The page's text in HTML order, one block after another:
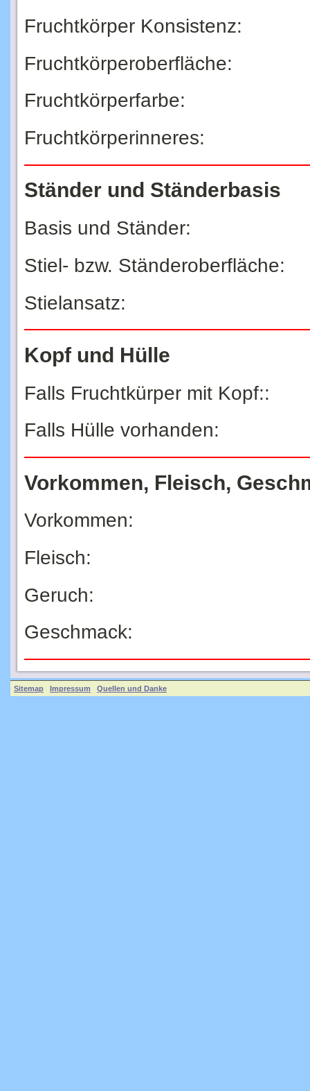
Fruchtkörper Konsistenz:
Fruchtkörperfarbe:
Fruchtkörperinneres:
Ständer und Ständerbasis
Basis und Ständer:
Stiel- bzw. Ständeroberfläche:
Kopf und Hülle
Falls Hülle vorhanden:
Vorkommen, Fleisch,
Vorkommen:
Fleisch:
Geschmack:
Sitemap Impressum Quellen und Danke